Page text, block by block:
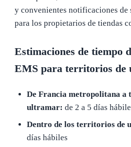
y convenientes notificaciones de
para los propietarios de tiendas
Estimaciones de tiempo
EMS para territorios de
De Francia metropolitana a
ultramar: de 2 a 5 días
Dentro de los territorios de
días hábiles